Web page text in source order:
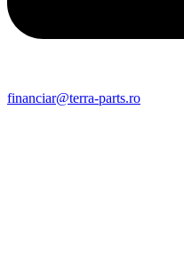
financiar@terra-parts.ro